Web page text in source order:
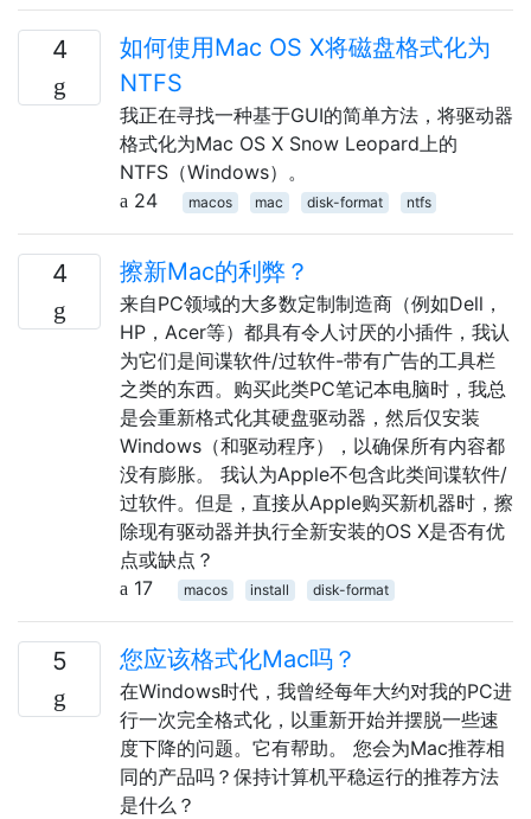
4
如何使用Mac OS X将磁盘格式化为
NTFS
我正在寻找一种基于GUI的简单方法，将驱动器
格式化为Mac OS X Snow Leopard上的
NTFS（Windows）。
24
macos mac disk-format ntfs
4 擦新Mac的利弊？
来自PC领域的大多数定制制造商（例如Dell，
HP，Acer等）都具有令人讨厌的小插件，我认
为它们是间谍软件/过软件-带有广告的工具栏
之类的东西。购买此类PC笔记本电脑时，我总
是会重新格式化其硬盘驱动器，然后仅安装
Windows（和驱动程序），以确保所有内容都
没有膨胀。 我认为Apple不包含此类间谍软件/
过软件。但是，直接从Apple购买新机器时，擦
除现有驱动器并执行全新安装的OS X是否有优
点或缺点？
17
macos install disk-format
5 您应该格式化Mac吗？
在Windows时代，我曾经每年大约对我的PC进
行一次完全格式化，以重新开始并摆脱一些速
度下降的问题。它有帮助。 您会为Mac推荐相
同的产品吗？保持计算机平稳运行的推荐方法
是什么？